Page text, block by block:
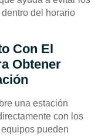
del horario
Con El
Obtener
una estación
con los
pueden